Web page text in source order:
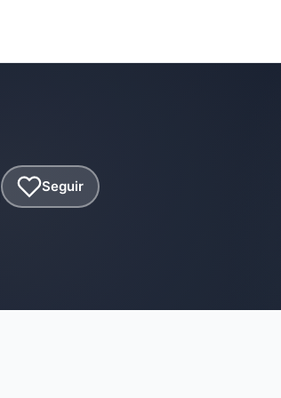
Seguir